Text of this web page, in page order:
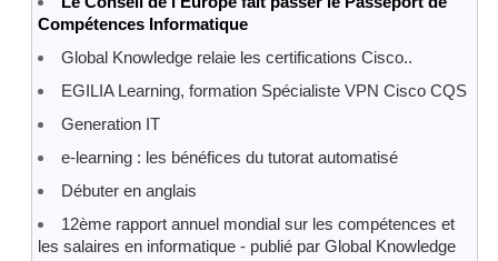
Compétences Informatique
Global Knowledge relaie les certifications Cisco..
EGILIA Learning, formation Spécialiste VPN Cisco CQS
Generation IT
e-learning : les bénéfices du tutorat automatisé
Débuter en anglais
12ème rapport annuel mondial sur les compétences et
les salaires en informatique - publié par Global Knowledge